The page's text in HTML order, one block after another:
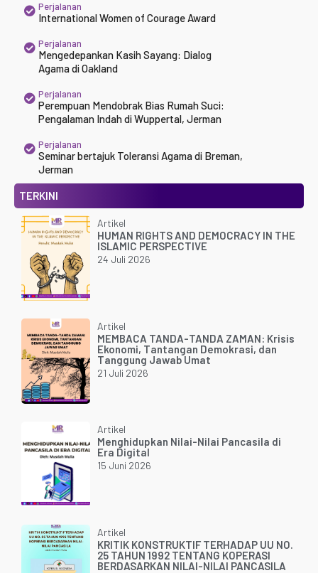
Perjalanan
International Women of Courage Award
Perjalanan
Mengedepankan Kasih Sayang: Dialog
Agama di Oakland
Perjalanan
Perempuan Mendobrak Bias Rumah Suci:
Pengalaman Indah di Wuppertal, Jerman
Perjalanan
Seminar bertajuk Toleransi Agama di Breman,
Jerman
TERKINI
Artikel
HUMAN RIGHTS AND DEMOCRACY IN THE
ISLAMIC PERSPECTIVE
24 Juli 2026
Artikel
MEMBACA TANDA-TANDA ZAMAN: Krisis
Ekonomi, Tantangan Demokrasi, dan
Tanggung Jawab Umat
21 Juli 2026
Artikel
Menghidupkan Nilai-Nilai Pancasila di
Era Digital
15 Juni 2026
Artikel
KRITIK KONSTRUKTIF TERHADAP UU NO.
25 TAHUN 1992 TENTANG KOPERASI
BERDASARKAN NILAI-NILAI PANCASILA